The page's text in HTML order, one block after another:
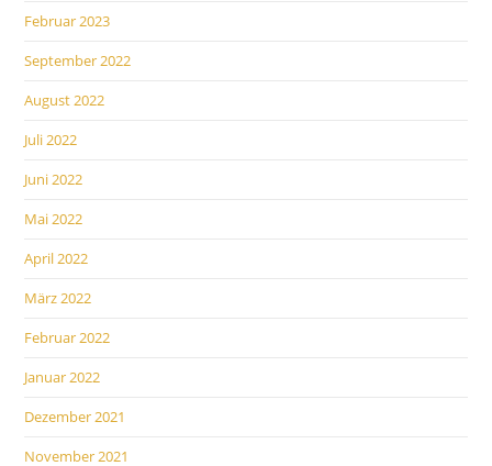
Februar 2023
September 2022
August 2022
Juli 2022
Juni 2022
Mai 2022
April 2022
März 2022
Februar 2022
Januar 2022
Dezember 2021
November 2021